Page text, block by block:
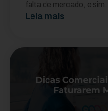
falta de mercado, e sim...
Leia mais